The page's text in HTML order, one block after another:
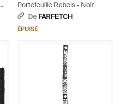
Portefeuille Rebels - Noir
De FARFETCH
ÉPUISÉ